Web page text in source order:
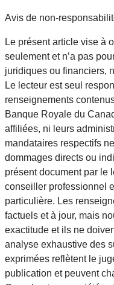
Avis de non-
Le présent article vise à
seulement et n’a pas
juridiques ou financiers,
Le lecteur est seul
renseignements
Banque Royale du
affiliées, ni leurs
mandataires respectifs
dommages directs ou
présent document par le
conseiller professionnel
particulière. Les
factuels et à jour, mais
exactitude et ils ne
analyse exhaustive des
exprimées reflètent le
publication et peuvent